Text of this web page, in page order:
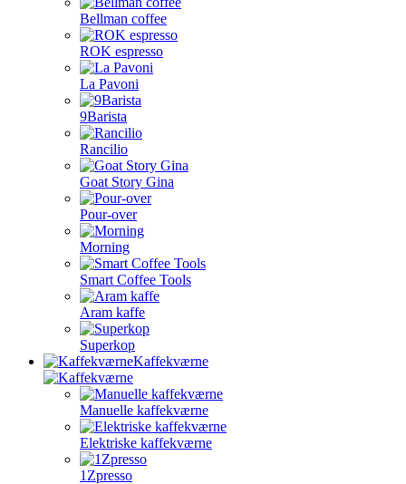
Bellman coffee
ROK espresso
La Pavoni
9Barista
Rancilio
Goat Story Gina
Pour-over
Morning
Smart Coffee Tools
Aram kaffe
Superkop
Kaffekværne
Manuelle kaffekværne
Elektriske kaffekværne
1Zpresso